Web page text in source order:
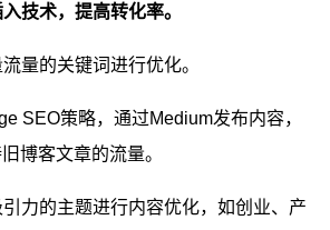
技术，提高转化率。
量的关键词进行优化。
SEO策略，通过Medium发布内容，
博客文章的流量。
力的主题进行内容优化，如创业、产